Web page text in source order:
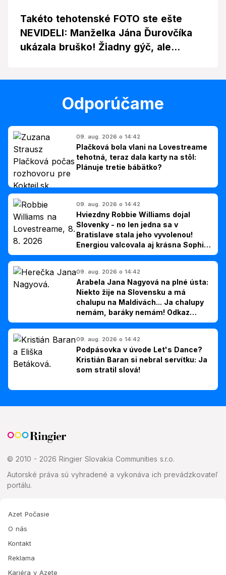
Takéto tehotenské FOTO ste ešte
NEVIDELI: Manželka Jána Ďurovčíka
ukázala bruško! Žiadny gýč, ale...
Odporúčame
09. aug. 2026 o 14:42
Plačková bola vlani na Lovestreame
tehotná, teraz dala karty na stôl:
Plánuje tretie bábätko?
09. aug. 2026 o 14:42
Hviezdny Robbie Williams dojal
Slovenky - no len jedna sa v
Bratislave stala jeho vyvolenou!
Energiou valcovala aj krásna Sophie
Ellis-Bextor (foto)
09. aug. 2026 o 14:42
Arabela Jana Nagyová na plné ústa:
Niekto žije na Slovensku a má
chalupu na Maldivách... Ja chalupy
nemám, baráky nemám! Odkaz
Slovákom
09. aug. 2026 o 14:42
Podpásovka v úvode Let's Dance?
Kristián Baran si nebral servítku: Ja
som stratil slová!
© 2010 - 2026 Ringier Slovakia Communities s.r.o.
Autorské práva sú vyhradené a vykonáva ich prevádzkovateľ
portálu.
Azet Počasie
O nás
Kontakt
Reklama
Kariéra v Azete